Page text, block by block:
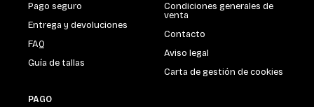
Pago seguro
Entrega y devoluciones
FAQ
Guía de tallas
Condiciones generales de
venta
Contacto
Aviso legal
Carta de gestión de cookies
PAGO